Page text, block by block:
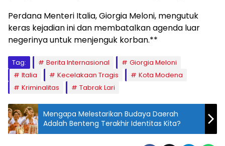
Perdana Menteri Italia, Giorgia Meloni, mengutuk
keras kejadian ini dan membatalkan agenda luar
negerinya untuk menjenguk korban.**
Tag: Berita Internasional
Giorgia Meloni
Italia
Kecelakaan Tragis
Kota Modena
Kriminalitas
Tabrak Lari
Mengapa Melestarikan Budaya Daerah
Adalah Benteng Terakhir Identitas Kita?